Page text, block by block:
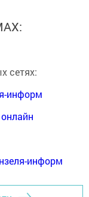
сетях:
информ
информ